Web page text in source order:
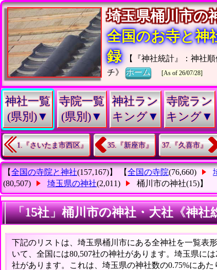
埼玉県桶川市
全国のお寺と神
録
【『神社統計』：神社
チ》ホーム [As of 26/07/28]
神社一覧
(県別)▼
寺院一覧
(県別)▼
神社ラン
キング▼
寺院ラン
キング▼
1.『さいたま市西区』 35.『新座市』 37.『久喜市』
【全国の寺院と神社(157,167)】 【全国の寺院(76,660)
(80,507)
埼玉県の神社(2,011) 桶川市の神社(15)】
「15社」桶川市の神社・大社《神社
下記のリストは、埼玉県桶川市にある全神社を一覧表
いて、全国には80,507社の神社があります。埼玉県に
社があります。これは、埼玉県の神社数の0.75%にあ